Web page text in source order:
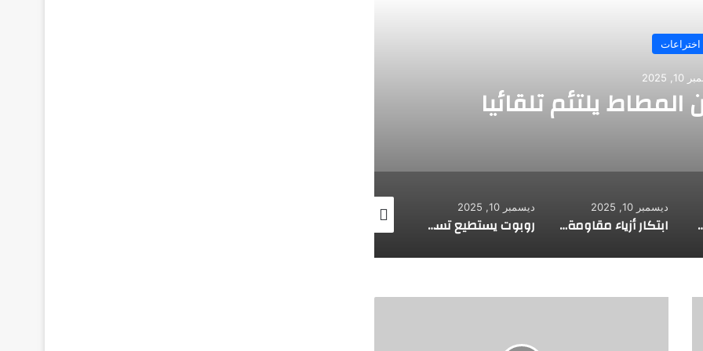
اختراعات
2025
يلتئم تلقائيا
أعماق البحار
ديسمبر 10, 2025
ابتكار أزياء مقاومة للرصاص
ديسمبر 10, 2025
روبوت يستطيع تسلق الجدران
ديسمبر 10, 2025